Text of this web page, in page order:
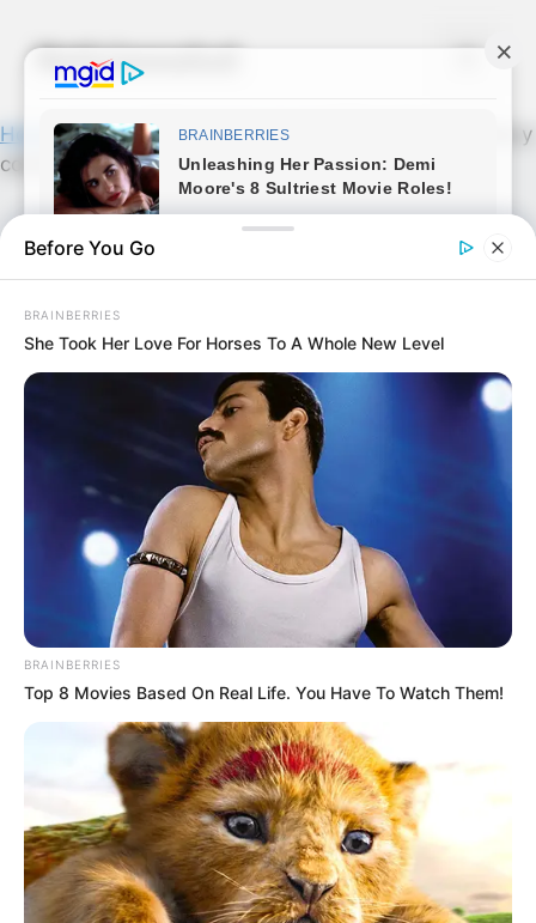
contentNoticiassalud Menu
Home»News»[Descansa en paz] Él abrió su vientre y
comió… Ver más
Before You Go
BRAINBERRIES
She Took Her Love For Horses To A Whole New Level
BRAINBERRIES
Top 8 Movies Based On Real Life. You Have To Watch Them!